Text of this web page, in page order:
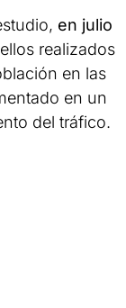
en julio
realizados
en las
en un
del tráfico.